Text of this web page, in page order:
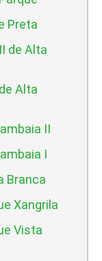
Preta
de Alta
Alta
II
I
Branca
Xangrila
Vista